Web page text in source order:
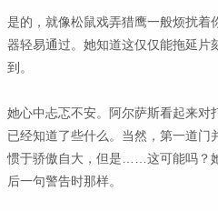
是的，就像松鼠戏弄猎鹰一般烦扰着
器轻易通过。她知道这仅仅能拖延片
到。
她心中忐忑不安。阿尔萨斯看起来对
已经知道了些什么。当然，第一道
惯于骄傲自大，但是……这可能吗？
后一句警告时那样。